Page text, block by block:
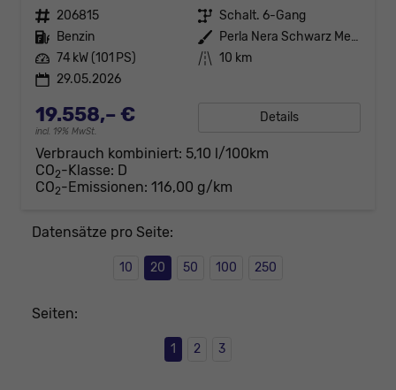
Fahrzeugnr. 206815 Getriebe Schalt. 6-Gang
Kraftstoff Benzin Außenfarbe
Perla Nera Schwarz Metallic
Leistung 74 kW (101 PS) Kilometerstand 10 km
29.05.2026
19.558,– €
incl. 19% MwSt.
Details
Verbrauch kombiniert: 5,10 l/100km
CO2-Klasse: D
CO2-Emissionen: 116,00 g/km
Datensätze pro Seite:
10 20 50 100 250
Seiten:
1 2 3